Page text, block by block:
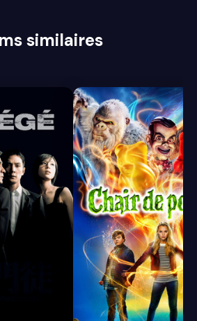
similaires